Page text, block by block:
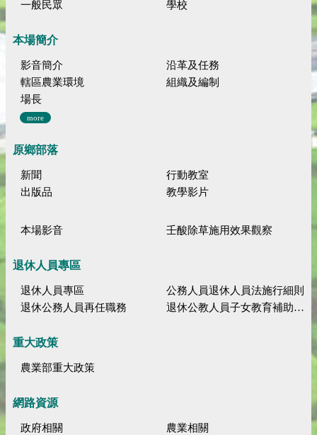
一般民眾 學校
本場簡介
影音簡介
沿革及任務
轄區農業環境
組織及編制
場長
more
原鄉部落
新聞
行動教室
出版品
教學影片
本場影音 壬酸除草施用效果觀察
退休人員專區
退休人員專區
公務人員退休人員法施行細則
退休公務人員再任職務
退休公教人員子女教育補助規定
重大政策
農業部重大政策
網路資源
政府相關
農業相關